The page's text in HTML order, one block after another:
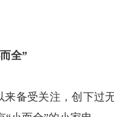
全”
受关注，创下过